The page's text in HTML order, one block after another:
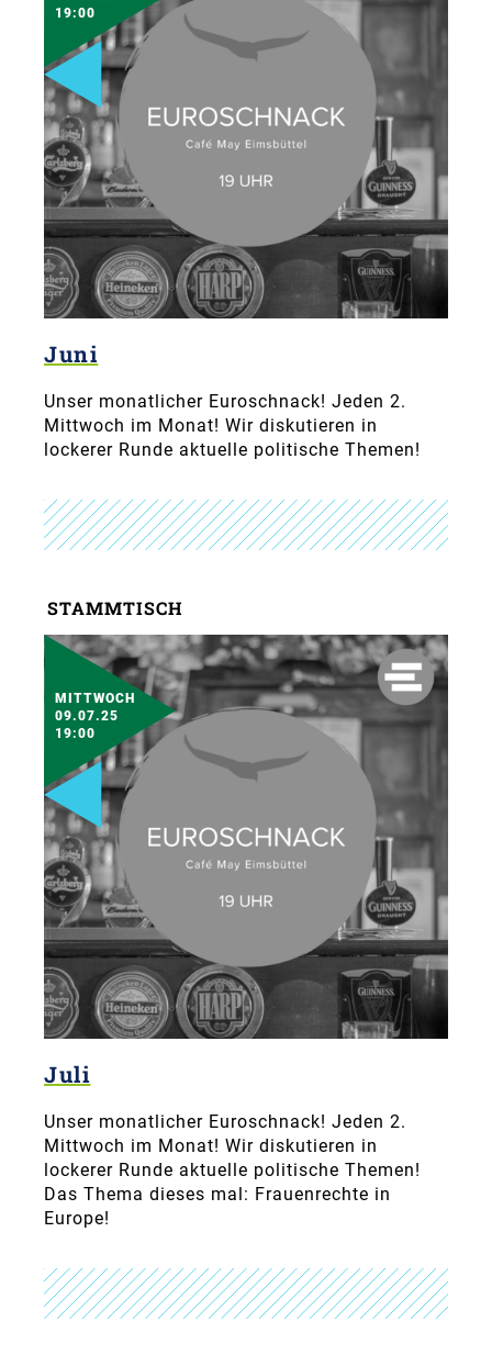
19:00
Juni
Unser monatlicher Euroschnack! Jeden 2.
Mittwoch im Monat! Wir diskutieren in
lockerer Runde aktuelle politische Themen!
STAMMTISCH
MITTWOCH
09.07.25
19:00
Juli
Unser monatlicher Euroschnack! Jeden 2.
Mittwoch im Monat! Wir diskutieren in
lockerer Runde aktuelle politische Themen!
Das Thema dieses mal: Frauenrechte in
Europe!